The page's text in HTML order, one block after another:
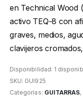
en Technical Wood
activo TEQ-8 con
graves, medios,
clavijeros
Disponibilidad: 1
SKU: GUI925
Categorías: GUITARRAS,